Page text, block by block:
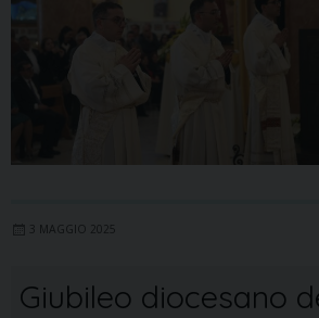
3 MAGGIO 2025
Giubileo diocesano